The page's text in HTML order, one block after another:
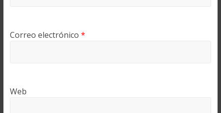
Correo electrónico *
Web